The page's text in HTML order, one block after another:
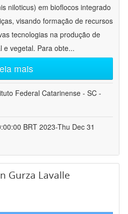
niloticus) em bioflocos integrado
visando formação de recursos
tecnologias na produção de
e vegetal. Para obte...
mais
Federal Catarinense - SC -
BRT 2023-Thu Dec 31
Gurza Lavalle